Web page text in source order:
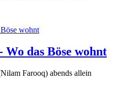
Wo das Böse wohnt
Farooq) abends allein